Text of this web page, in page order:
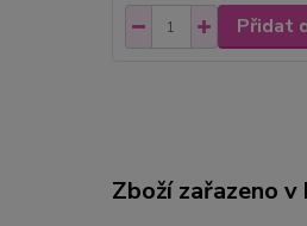
Přidat
Zboží zařazeno